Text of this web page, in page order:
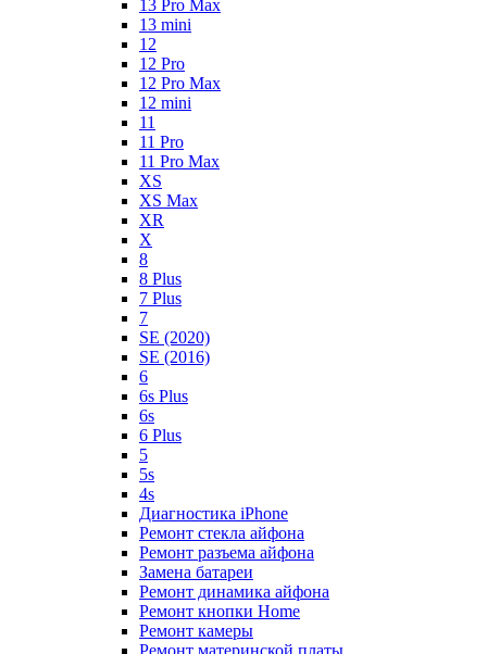
13 Pro Max
13 mini
12
12 Pro
12 Pro Max
12 mini
11
11 Pro
11 Pro Max
XS
XS Max
XR
X
8
8 Plus
7 Plus
7
SE (2020)
SE (2016)
6
6s Plus
6s
6 Plus
5
5s
4s
Диагностика iPhone
Ремонт стекла айфона
Ремонт разъема айфона
Замена батареи
Ремонт динамика айфона
Ремонт кнопки Home
Ремонт камеры
Ремонт материнской платы